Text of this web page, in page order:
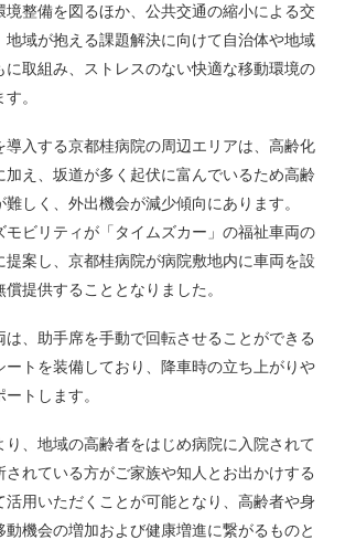
境整備を図るほか、公共交通の縮小による交
地域が抱える課題解決に向けて自治体や地域
に取組み、ストレスのない快適な移動環境の
。
入する京都桂病院の周辺エリアは、高齢化
加え、坂道が多く起伏に富んでいるため高齢
しく、外出機会が減少傾向にあります。
ビリティが「タイムズカー」の福祉車両の
提案し、京都桂病院が病院敷地内に車両を設
提供することとなりました。
、助手席を手動で回転させることができる
ートを装備しており、降車時の立ち上がりや
トします。
、地域の高齢者をはじめ病院に入院されて
されている方がご家族や知人とお出かけする
活用いただくことが可能となり、高齢者や身
機会の増加および健康増進に繋がるものと